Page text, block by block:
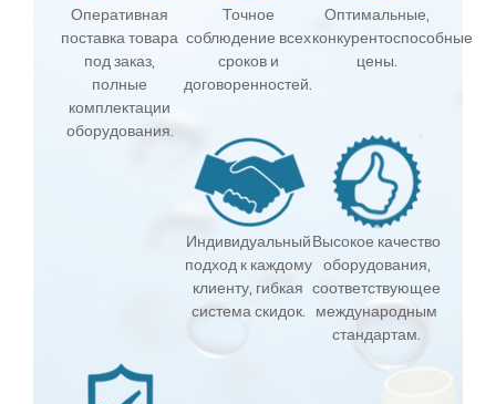
Оперативная
поставка товара
под заказ,
полные
комплектации
оборудования.
Точное
соблюдение всех
сроков и
договоренностей.
Оптимальные,
конкурентоспособные
цены.
Индивидуальный
подход к каждому
клиенту, гибкая
система скидок.
Высокое качество
оборудования,
соответствующее
международным
стандартам.